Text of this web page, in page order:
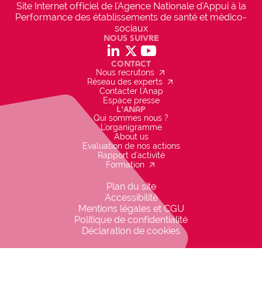
• Professionnels, Bénéficiaires
Projet inscrit dans la politique de
l'établissement
check_circleOUI
Développer des prises en charge innovantes
Site Internet officiel de l'Agence Nationale d'Appui à la
Performance des établissements de santé et médico-
sociaux
Nous suivre
social_linkedin social_x social_youtube
Contact
Nous recrutons arrow_outward
Réseau des experts arrow_outward
Contacter l'Anap
Espace presse
L'Anap
Qui sommes nous ?
L'organigramme
About us
Evaluation de nos actions
Rapport d'activité
Formation arrow_outward
Plan du site
Accessibilité
Mentions légales et CGU
Politique de confidentialité
Déclaration de cookies